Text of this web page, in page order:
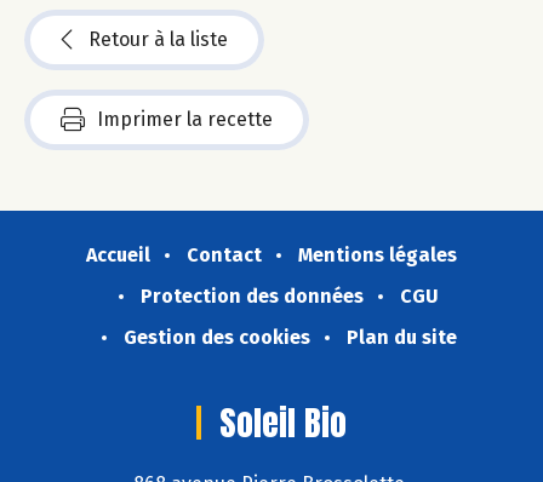
Retour à la liste
Imprimer la recette
Accueil Contact
Mentions légales
Protection des données
CGU
Gestion des cookies
Plan du site
Soleil Bio